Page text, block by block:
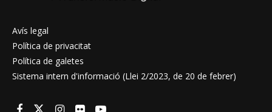
Avís legal
Política de privacitat
Política de galetes
Sistema intern d'informació (Llei 2/2023, de 20 de febrer)